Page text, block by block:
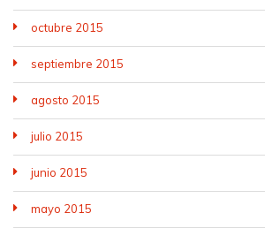
octubre 2015
septiembre 2015
agosto 2015
julio 2015
junio 2015
mayo 2015